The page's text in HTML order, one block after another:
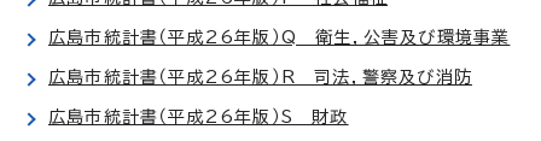
広島市統計書（平成26年版）Q 衛生，公害及び環境事業
広島市統計書（平成26年版）R 司法，警察及び消防
広島市統計書（平成26年版）S 財政